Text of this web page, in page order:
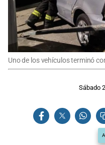
Uno de los vehículos terminó
Sábado